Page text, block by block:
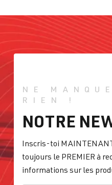
NE
RIEN !
NOTRE
Inscris-toi
toujours le PREMIER à
informations sur les